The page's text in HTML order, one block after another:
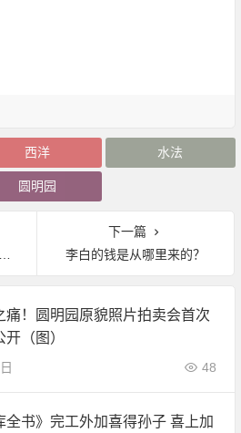
西洋 水法
圆明园
下一篇
李白的钱是从哪里来的？
痛！圆明园原貌照片拍卖会首次
（图）
48
全书》完工外加喜得孙子 喜上加